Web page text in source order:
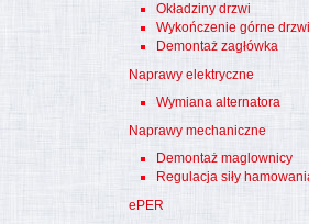
Okładziny drzwi
Wykończenie górne drzwi
Demontaż zagłówka
Naprawy elektryczne
Wymiana alternatora
Naprawy mechaniczne
Demontaż maglownicy
Regulacja siły
ePER